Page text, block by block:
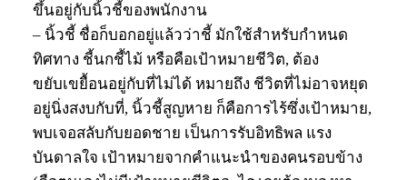
ขึ้นอยู่กับนิ้วชี้ของพนักงาน
– นิ้วชี้ ชื่อก็บอกอยู่แล้วว่าชี้ มักใช้สำหรับกำหนด
ทิศทาง ชี้นกชี้ไม้ หรือคือเป้าหมายชีวิต, ต้อง
ขยับเขยื้อนอยู่กับที่ไม่ได้ หมายถึง ชีวิตที่ไม่อาจหยุด
อยู่นิ่งสงบกับที่, นิ้วชี้สูญหาย ก็คือการไร้ซึ่งเป้าหมาย,
พบเจอสลับกับยอดชาย เป็นการรับอิทธิพล แรง
บันดาลใจ เป้าหมายจากคำแนะนำของคนรอบข้าง